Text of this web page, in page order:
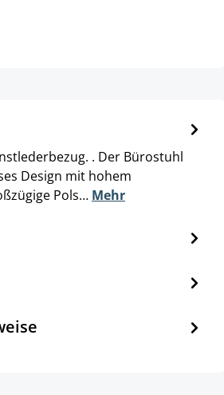
. Der Bürostuhl
Design mit hohem
Pols… Mehr